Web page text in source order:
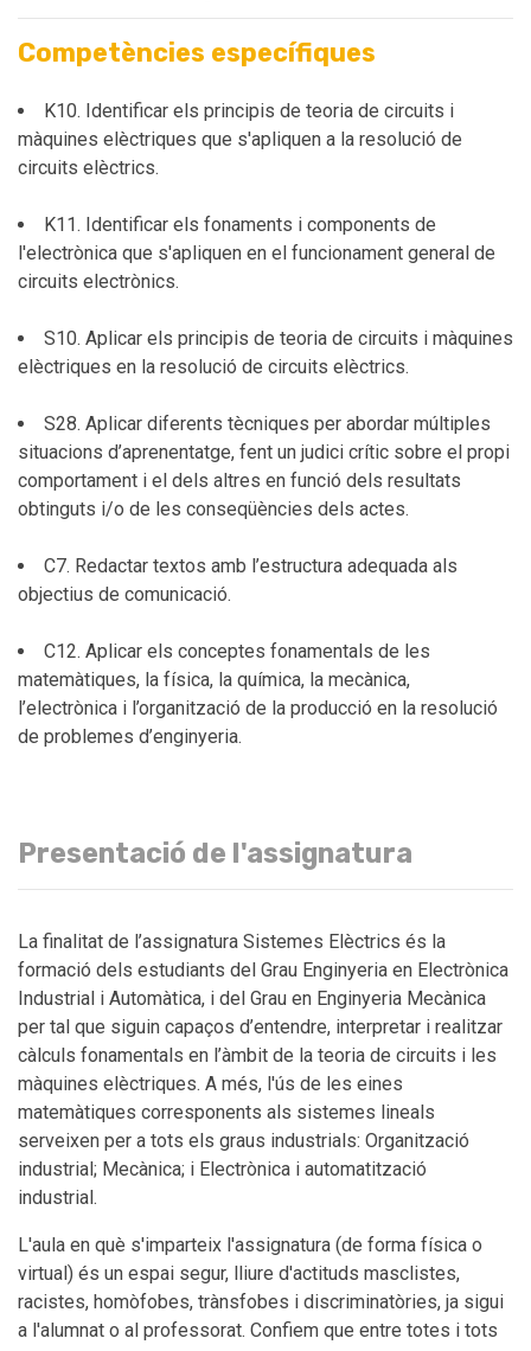
Competències específiques
K10. Identificar els principis de teoria de circuits i
màquines elèctriques que s'apliquen a la resolució de
circuits elèctrics.
K11. Identificar els fonaments i components de
l'electrònica que s'apliquen en el funcionament general de
circuits electrònics.
S10. Aplicar els principis de teoria de circuits i màquines
elèctriques en la resolució de circuits elèctrics.
S28. Aplicar diferents tècniques per abordar múltiples
situacions d’aprenentatge, fent un judici crític sobre el propi
comportament i el dels altres en funció dels resultats
obtinguts i/o de les conseqüències dels actes.
C7. Redactar textos amb l’estructura adequada als
objectius de comunicació.
C12. Aplicar els conceptes fonamentals de les
matemàtiques, la física, la química, la mecànica,
l’electrònica i l’organització de la producció en la resolució
de problemes d’enginyeria.
Presentació de l'assignatura
La finalitat de l’assignatura Sistemes Elèctrics és la
formació dels estudiants del Grau Enginyeria en Electrònica
Industrial i Automàtica, i del Grau en Enginyeria Mecànica
per tal que siguin capaços d’entendre, interpretar i realitzar
càlculs fonamentals en l’àmbit de la teoria de circuits i les
màquines elèctriques. A més, l'ús de les eines
matemàtiques corresponents als sistemes lineals
serveixen per a tots els graus industrials: Organització
industrial; Mecànica; i Electrònica i automatització
industrial.
L'aula en què s'imparteix l'assignatura (de forma física o
virtual) és un espai segur, lliure d'actituds masclistes,
racistes, homòfobes, trànsfobes i discriminatòries, ja sigui
a l'alumnat o al professorat. Confiem que entre totes i tots